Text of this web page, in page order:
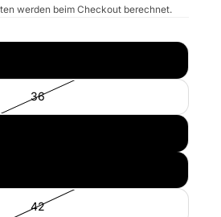
werden beim Checkout berechnet.
36
42